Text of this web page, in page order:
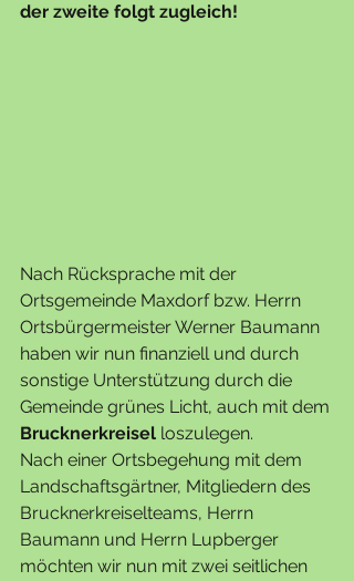
der zweite folgt zugleich!
Nach Rücksprache mit der
Ortsgemeinde Maxdorf bzw. Herrn
Ortsbürgermeister Werner Baumann
haben wir nun finanziell und durch
sonstige Unterstützung durch die
Gemeinde grünes Licht, auch mit dem
Brucknerkreisel loszulegen.
Nach einer Ortsbegehung mit dem
Landschaftsgärtner, Mitgliedern des
Brucknerkreiselteams, Herrn
Baumann und Herrn Lupberger
möchten wir nun mit zwei seitlichen